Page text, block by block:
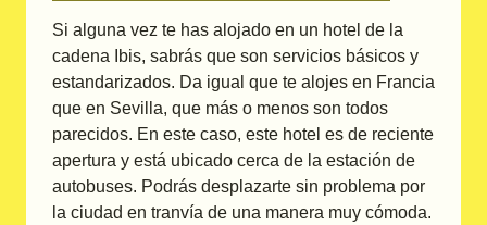
Si alguna vez te has alojado en un hotel de la
cadena Ibis, sabrás que son servicios básicos y
estandarizados. Da igual que te alojes en Francia
que en Sevilla, que más o menos son todos
parecidos. En este caso, este hotel es de reciente
apertura y está ubicado cerca de la estación de
autobuses. Podrás desplazarte sin problema por
la ciudad en tranvía de una manera muy cómoda.